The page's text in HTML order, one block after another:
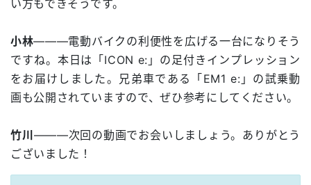
い方もできそうです。
小林―――電動バイクの利便性を広げる一台になりそう
ですね。本日は「ICON e:」の足付きインプレッション
をお届けしました。兄弟車である「EM1 e:」の試乗動
画も公開されていますので、ぜひ参考にしてください。
竹川 ―――次回の動画でお会いしましょう。ありがとう
ございました！